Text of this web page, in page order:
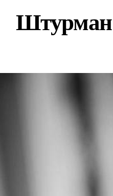
Штурман